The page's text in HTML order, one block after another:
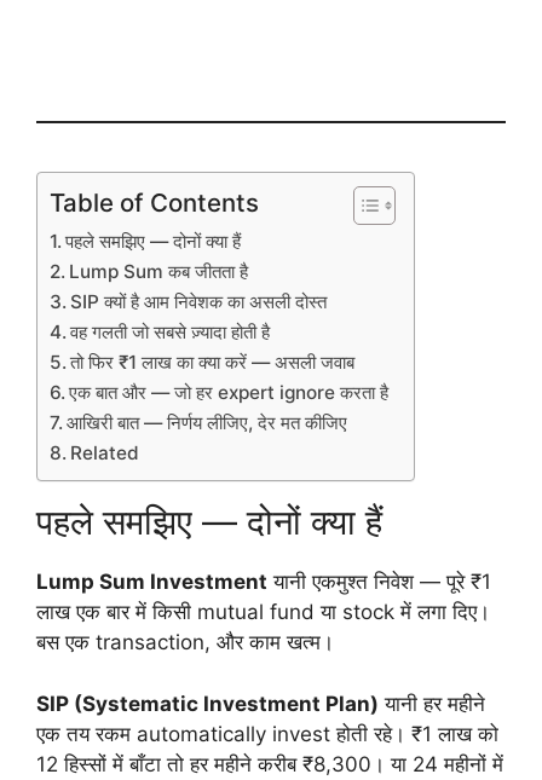
Table of Contents
पहले समझिए — दोनों क्या हैं
Lump Sum कब जीतता है
SIP क्यों है आम निवेशक का असली दोस्त
वह गलती जो सबसे ज़्यादा होती है
तो फिर ₹1 लाख का क्या करें — असली जवाब
एक बात और — जो हर expert ignore करता है
आखिरी बात — निर्णय लीजिए, देर मत कीजिए
Related
पहले समझिए — दोनों क्या हैं
Lump Sum Investment यानी एकमुश्त निवेश — पूरे ₹1
लाख एक बार में किसी mutual fund या stock में लगा दिए।
बस एक transaction, और काम खत्म।
SIP (Systematic Investment Plan) यानी हर महीने
एक तय रकम automatically invest होती रहे। ₹1 लाख को
12 हिस्सों में बाँटा तो हर महीने करीब ₹8,300। या 24 महीनों में